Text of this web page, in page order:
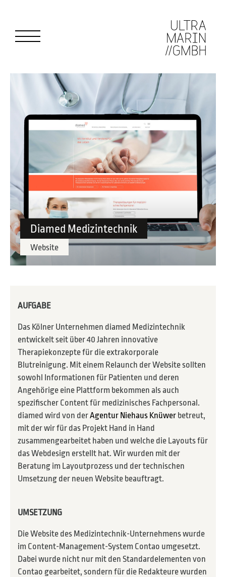
Diamed Medizintechnik
Website
AUFGABE
Das Kölner Unternehmen diamed Medizintechnik
entwickelt seit über 40 Jahren innovative
Therapiekonzepte für die extrakorporale
Blutreinigung. Mit einem Relaunch der Website sollten
sowohl Informationen für Patienten und deren
Angehörige eine Plattform bekommen als auch
spezifischer Content für medizinisches Fachpersonal.
diamed wird von derAgentur Niehaus Knüwer betreut,
mit der wir für das Projekt Hand in Hand
zusammengearbeitet haben und welche die Layouts für
das Webdesign erstellt hat. Wir wurden mit der
Beratung im Layoutprozess und der technischen
Umsetzung der neuen Website beauftragt.
UMSETZUNG
Die Website des Medizintechnik-Unternehmens wurde
im Content-Management-System Contao umgesetzt.
Dabei wurde nicht nur mit den Standardelementen von
Contao gearbeitet, sondern für die Redakteure wurden